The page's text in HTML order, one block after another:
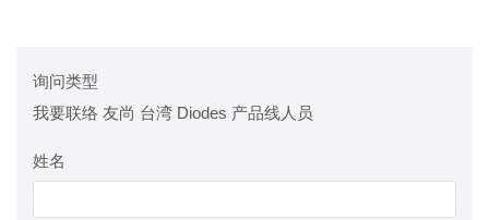
询问类型
我要联络 友尚 台湾 Diodes 产品线人员
姓名